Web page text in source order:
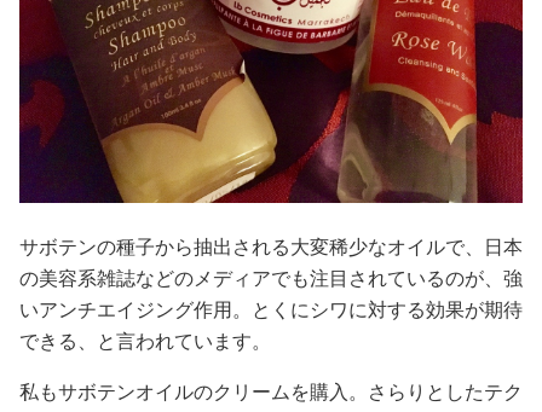
サボテンの種子から抽出される大変稀少なオイルで、日本
の美容系雑誌などのメディアでも注目されているのが、強
いアンチエイジング作用。とくにシワに対する効果が期待
できる、と言われています。
私もサボテンオイルのクリームを購入。さらりとしたテク